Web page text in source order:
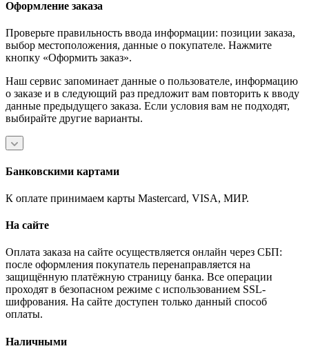
Оформление заказа
Проверьте правильность ввода информации: позиции заказа,
выбор местоположения, данные о покупателе. Нажмите
кнопку «Оформить заказ».
Наш сервис запоминает данные о пользователе, информацию
о заказе и в следующий раз предложит вам повторить к вводу
данные предыдущего заказа. Если условия вам не подходят,
выбирайте другие варианты.
Банковскими картами
К оплате принимаем карты Mastercard, VISA, МИР.
На сайте
Оплата заказа на сайте осуществляется онлайн через СБП:
после оформления покупатель перенаправляется на
защищённую платёжную страницу банка. Все операции
проходят в безопасном режиме с использованием SSL-
шифрования. На сайте доступен только данный способ
оплаты.
Наличными